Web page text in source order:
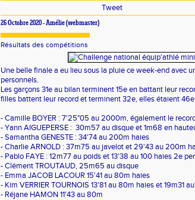
Tweet
26 Octobre 2020 -Amélie(webmaster)
Résultats des compétitions
Une belle finale a eu lieu sous la pluie ce week-end avec
personnels.
Les garçons 31e au bilan terminent 15e en battant leur
filles battent leur record et terminent 32e, elles étaient
- Camille BOYER : 7'25"05 au 2000m, également le
- Yann AIGUEPERSE : 30m57 au disqueet 1m68 en
- Samantha GENESTE : 34'74 au 200m haies
- Charlie ARNOLD : 37m75 au javelot et29'43 au 200m
- Pablo FAYE : 12m77 au poids et13'38 au 100 haies 2e
- Clément TROUTAUD, 25m65 au disque
- Emma JACOB LACOUR 15'41 au 80m haies
- Kim VERRIER TOURNOIS 13'81 au 80m haies et19m31
- Réjane HAMON 11'43 au 80m